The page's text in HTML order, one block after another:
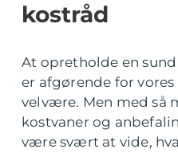
kostråd
At opretholde en
er afgørende for
velvære. Men med så
kostvaner og
være svært at vide,